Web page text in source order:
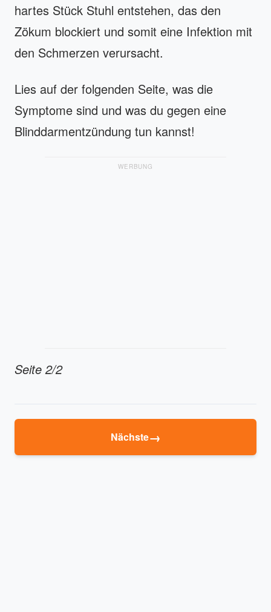
hartes Stück Stuhl entstehen, das den
Zökum blockiert und somit eine Infektion mit
den Schmerzen verursacht.
Lies auf der folgenden Seite, was die
Symptome sind und was du gegen eine
Blinddarmentzündung tun kannst!
WERBUNG
Seite 2/2
Nächste→